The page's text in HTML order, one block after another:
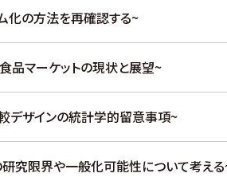
化の方法を再確認する~
品マーケットの現状と展望~
デザインの統計学的留意事項~
究限界や一般化可能性について考え